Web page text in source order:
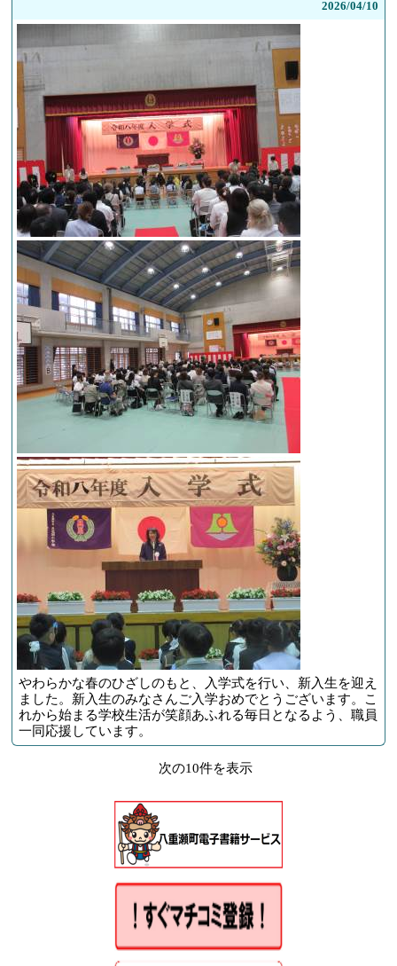
2026/04/10
やわらかな春のひざしのもと、入学式を行い、新入生を迎え
ました。新入生のみなさんご入学おめでとうございます。こ
れから始まる学校生活が笑顔あふれる毎日となるよう、職員
一同応援しています。
次の10件を表示